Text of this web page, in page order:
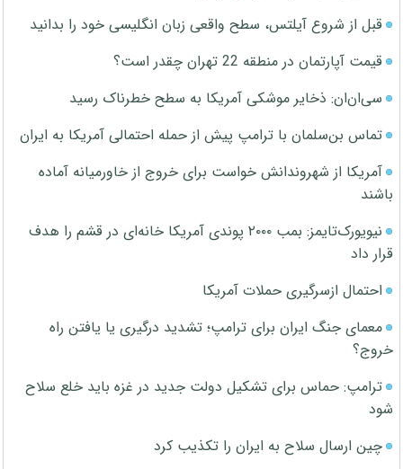
قبل از شروع آیلتس، سطح واقعی زبان انگلیسی خود را بدانید
قیمت آپارتمان در منطقه 22 تهران چقدر است؟
سی‌ان‌ان: ذخایر موشکی آمریکا به سطح خطرناک رسید
تماس بن‌سلمان با ترامپ پیش از حمله احتمالی آمریکا به ایران
آمریکا از شهروندانش خواست برای خروج از خاورمیانه آماده
باشند
نیویورک‌تایمز: بمب ۲۰۰۰ پوندی آمریکا خانه‌ای در قشم را هدف
قرار داد
احتمال ازسرگیری حملات آمریکا
معمای جنگ ایران برای ترامپ؛ تشدید درگیری یا یافتن راه
خروج؟
ترامپ: حماس برای تشکیل دولت جدید در غزه باید خلع سلاح
شود
چین ارسال سلاح به ایران را تکذیب کرد